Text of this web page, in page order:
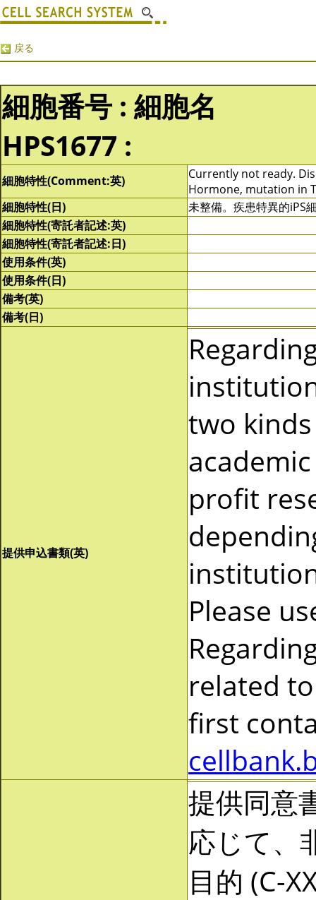
戻る
細胞番号 : 細胞名
HPS1677 :
細胞特性(Comment:英)
Currently not ready.
Hormone, mutation in
細胞特性(日)
未整備。疾患特異的iPS
細胞特性(寄託者記述:英)
細胞特性(寄託者記述:日)
使用条件(英)
使用条件(日)
備考(英)
備考(日)
提供申込書類(英)
two
profit
Please
related
first
提供同意
応じて、
目的 (C-